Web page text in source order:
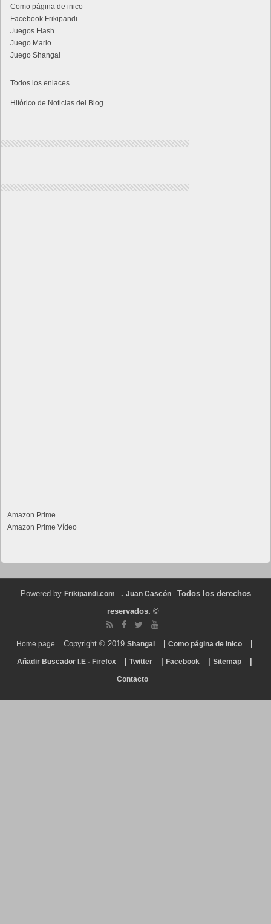
Como página de inico
Facebook Frikipandi
Juegos Flash
Juego Mario
Juego Shangai
Todos los enlaces
Hitórico de Noticias del Blog
Amazon Prime
Amazon Prime Vídeo
Powered by Frikipandi.com . Juan Cascón
Todos los derechos
reservados. ©
Home page Copyright © 2019 Shangai Como página de inico
Añadir Buscador I.E - Firefox Twitter Facebook Sitemap
Contacto